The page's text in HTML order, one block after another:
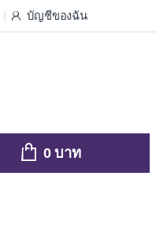
บัญชีของฉัน
0